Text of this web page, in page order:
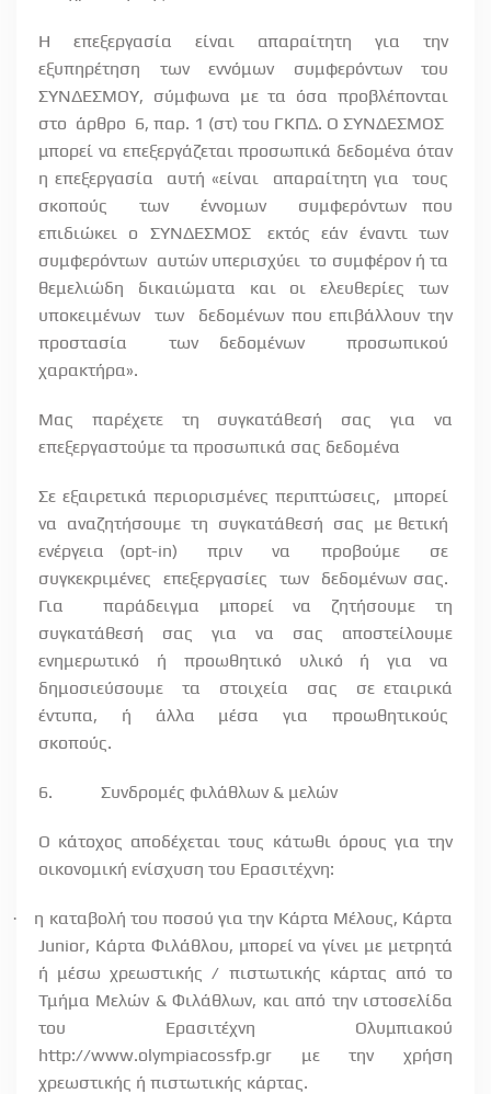
Η επεξεργασία είναι απαραίτητη για
την
εξυπηρέτηση
των εννόμων συμφερόντων
του
ΣΥΝΔΕΣΜΟΥ, σύμφωνα με τα όσα προβλέπονται
στο άρθρο 6, παρ. 1 (στ) του ΓΚΠΔ. Ο ΣΥΝΔΕΣΜΟΣ
μπορεί να επεξεργάζεται προσωπικά δεδομένα όταν
η επεξεργασία
αυτή «είναι απαραίτητη για
τους
σκοπούς
των έννομων
συμφερόντων που
επιδιώκει ο ΣΥΝΔΕΣΜΟΣ εκτός εάν έναντι των
συμφερόντων αυτών υπερισχύει το συμφέρον ή τα
θεμελιώδη
δικαιώματα και οι ελευθερίες
των
υποκειμένων
των
δεδομένων που επιβάλλουν την
προστασία
των δεδομένων
προσωπικού
χαρακτήρα».
Μας παρέχετε τη συγκατάθεσή σας για να
επεξεργαστούμε τα προσωπικά σας δεδομένα
Σε εξαιρετικά περιορισμένες περιπτώσεις,
μπορεί
να αναζητήσουμε τη συγκατάθεσή σας με θετική
ενέργεια (opt-in) πριν να προβούμε
σε
συγκεκριμένες
επεξεργασίες των
δεδομένων σας.
Για
παράδειγμα μπορεί να ζητήσουμε τη
συγκατάθεσή σας για να σας αποστείλουμε
ενημερωτικό
ή προωθητικό υλικό ή για
να
δημοσιεύσουμε
τα στοιχεία σας
σε εταιρικά
έντυπα,
ή άλλα μέσα για
προωθητικούς
σκοπούς.
6. Συνδρομές φιλάθλων & μελών
Ο κάτοχος αποδέχεται τους κάτωθι όρους για την
οικονομική ενίσχυση του Ερασιτέχνη:
·
η καταβολή του ποσού για την Κάρτα Μέλους, Κάρτα
Junior, Κάρτα Φιλάθλου, μπορεί να γίνει με μετρητά
ή μέσω χρεωστικής / πιστωτικής κάρτας από το
Τμήμα Μελών & Φιλάθλων, και από την ιστοσελίδα
του Ερασιτέχνη Ολυμπιακού
http://www.olympiacossfp.gr με την χρήση
χρεωστικής ή πιστωτικής κάρτας.